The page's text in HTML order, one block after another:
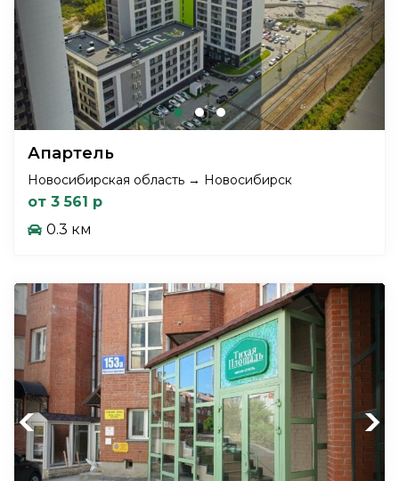
Апартель
Новосибирская область → Новосибирск
от 3 561 р
0.3 км
Previous Next